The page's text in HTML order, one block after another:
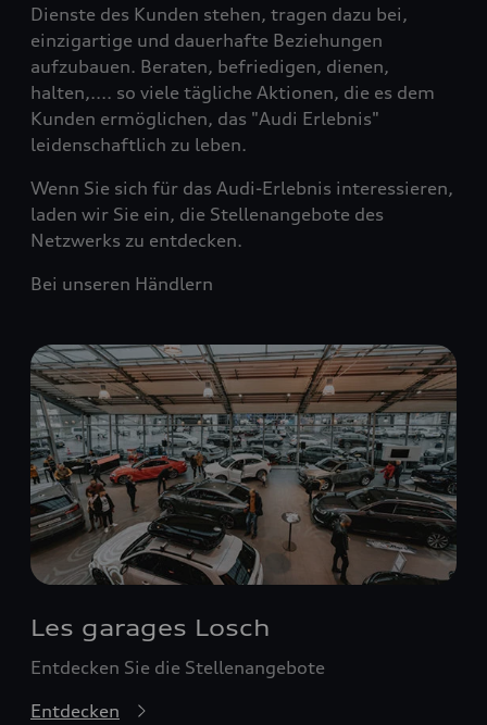
Dienste des Kunden stehen, tragen dazu bei,
einzigartige und dauerhafte Beziehungen
aufzubauen. Beraten, befriedigen, dienen,
halten,.... so viele tägliche Aktionen, die es dem
Kunden ermöglichen, das "Audi Erlebnis"
leidenschaftlich zu leben.
Wenn Sie sich für das Audi-Erlebnis interessieren,
laden wir Sie ein, die Stellenangebote des
Netzwerks zu entdecken.
Bei unseren Händlern
Les garages Losch
Entdecken Sie die Stellenangebote
Entdecken